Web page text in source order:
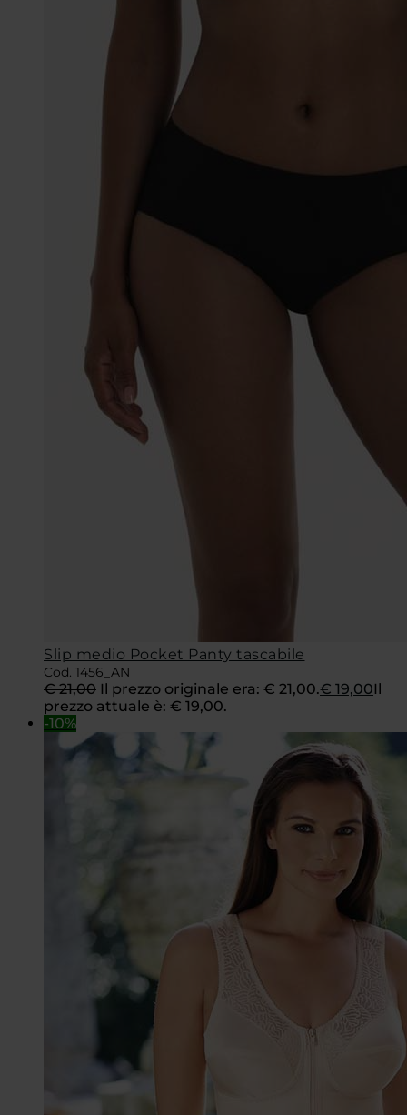
Slip medio Pocket Panty tascabile
Cod. 1456_AN
€21,00 Il prezzo originale era: € 21,00.€ 19,00Il
prezzo attuale è: € 19,00.
-10%